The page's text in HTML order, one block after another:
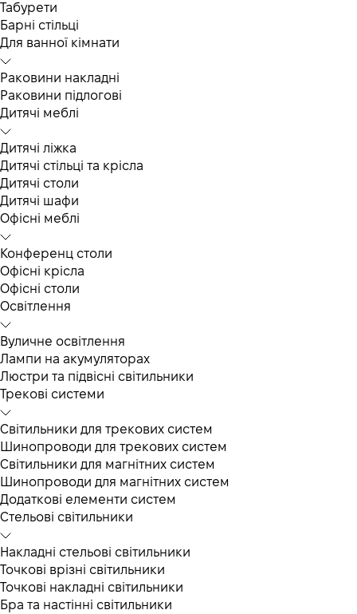
Табурети
Барні стільці
Для ванної кімнати
Раковини накладні
Раковини підлогові
Дитячі меблі
Дитячі ліжка
Дитячі стільці та крісла
Дитячі столи
Дитячі шафи
Офісні меблі
Конференц столи
Офісні крісла
Офісні столи
Освітлення
Вуличне освітлення
Лампи на акумуляторах
Люстри та підвісні світильники
Трекові системи
Світильники для трекових систем
Шинопроводи для трекових систем
Світильники для магнітних систем
Шинопроводи для магнітних систем
Додаткові елементи систем
Cтельові світильники
Накладні стельові світильники
Точкові врізні світильники
Точкові накладні світильники
Бра та настінні світильники